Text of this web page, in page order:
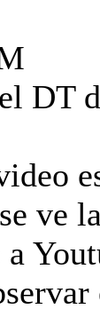
el
ve